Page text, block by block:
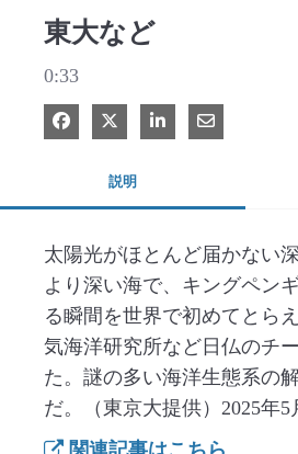
東大など
0:33
Facebook で共有
Xで共有する
LinkedIn で共有
電子メー
説明
太陽光がほとんど届かない
より深い海で、キングペン
る瞬間を世界で初めてとら
気海洋研究所など日仏のチ
た。謎の多い海洋生態系の
だ。（東京大提供）2025年5
関連記事はこちら